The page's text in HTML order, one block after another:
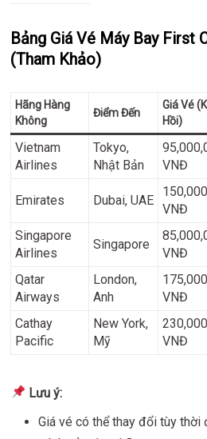
Bảng Giá Vé Máy Bay First
(Tham Khảo)
Hãng Hàng
Không
Điểm Đến
Giá Vé
Hồi)
Vietnam
Airlines
Tokyo,
Nhật Bản
VNĐ
Emirates Dubai, UAE
VNĐ
Singapore
Airlines
Singapore
VNĐ
Qatar
Airways
London,
Anh
VNĐ
Cathay
Pacific
New York,
Mỹ
VNĐ
Lưu ý:
Giá vé có thể thay đổi tùy thời